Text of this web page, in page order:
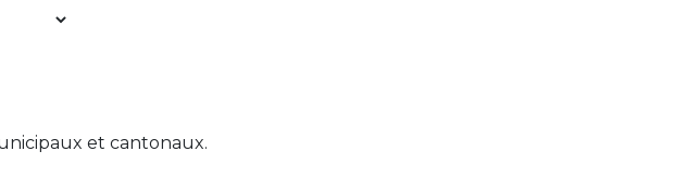
et cantonaux.